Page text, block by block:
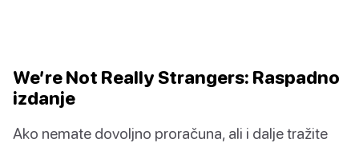
We’re Not Really Strangers: Raspadno
izdanje
Ako nemate dovoljno proračuna, ali i dalje tražite